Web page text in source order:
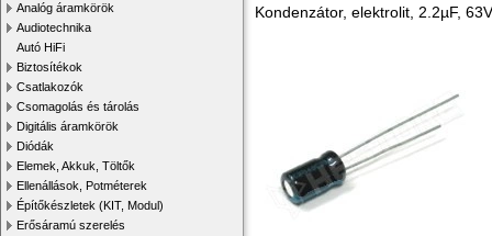
Analóg áramkörök
Audiotechnika
Autó HiFi
Biztosítékok
Csatlakozók
Csomagolás és tárolás
Digitális áramkörök
Diódák
Elemek, Akkuk, Töltők
Ellenállások, Potméterek
Építőkészletek (KIT, Modul)
Erősáramú szerelés
Kondenzátor, elektrolit, 2.2µF,